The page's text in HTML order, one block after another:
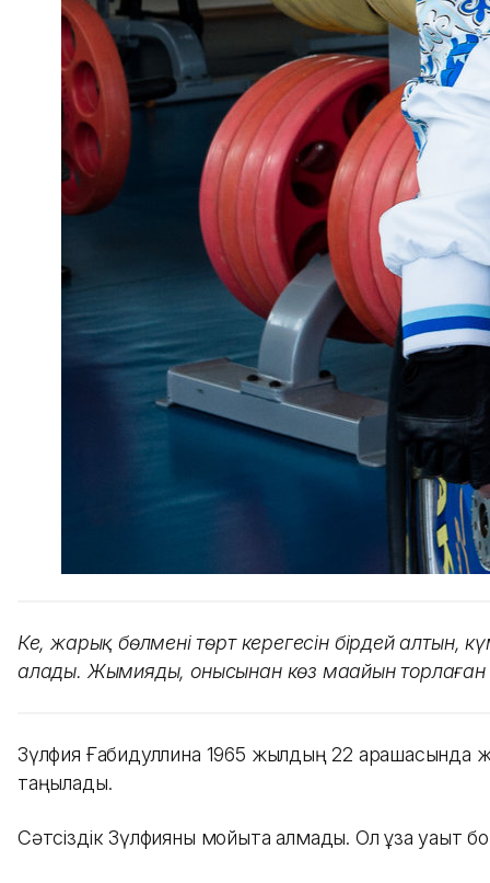
Кең, жарық бөлменің төрт керегесін бірдей
алады. Жымияды, онысынан көз маңайын торлаған
Зүлфия Ғабидуллина 1965 жылдың 22 қарашасында
таңылады.
Сәтсіздік Зүлфияны мойыта алмады. Ол ұзақ уақыт